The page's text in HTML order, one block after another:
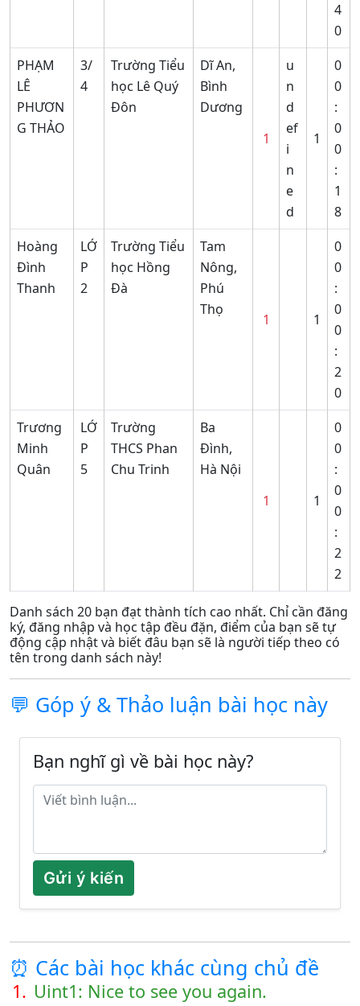
4
0
PHẠM
LÊ
PHƯƠN
G THẢO
3/
4
Trường Tiểu
học Lê Quý
Đôn
Dĩ An,
Bình
Dương
1
u
n
d
ef
i
n
e
d
1
0
0
:
0
0
:
1
8
Hoàng
Đình
Thanh
LỚ
P
2
Trường Tiểu
học Hồng
Đà
Tam
Nông,
Phú
Thọ
1 1
0
0
:
0
0
:
2
0
Trương
Minh
Quân
LỚ
P
5
Trường
THCS Phan
Chu Trinh
Ba
Đình,
Hà Nội
1
1
0
0
:
0
0
:
2
2
Danh sách 20 bạn đạt thành tích cao nhất. Chỉ cần đăng
ký, đăng nhập và học tập đều đặn, điểm của bạn sẽ tự
động cập nhật và biết đâu bạn sẽ là người tiếp theo có
tên trong danh sách này!
💬 Góp ý & Thảo luận bài học này
Bạn nghĩ gì về bài học này?
Gửi ý kiến
⏰ Các bài học khác cùng chủ đề
1. Uint1: Nice to see you again.